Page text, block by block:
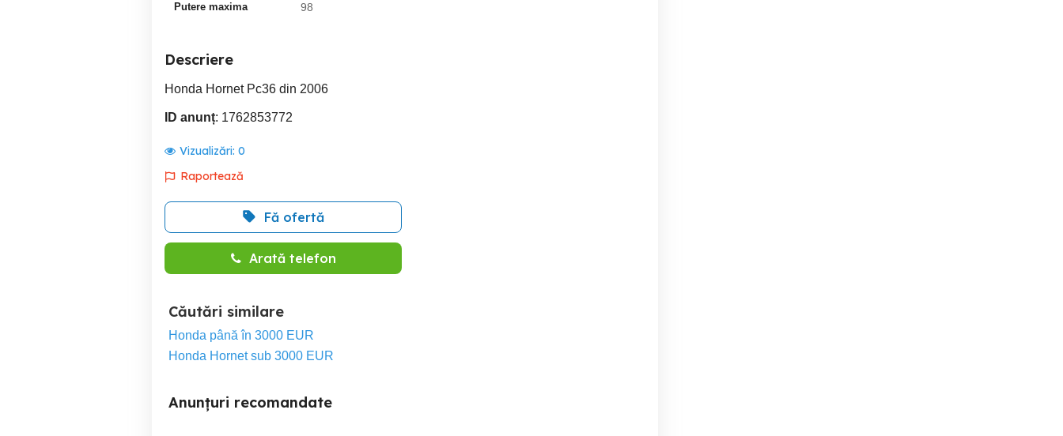
Putere maxima 98
Descriere
Honda Hornet Pc36 din 2006
ID anunț: 1762853772
Vizualizări: 0
Raportează
Fă ofertă
Arată telefon
Căutări similare
Honda până în 3000 EUR
Honda Hornet sub 3000 EUR
Anunțuri recomandate